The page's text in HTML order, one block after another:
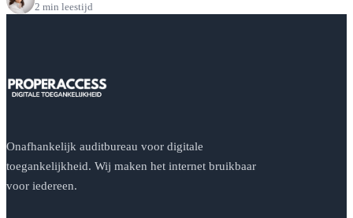
2 min leestijd
Onafhankelijk auditbureau voor digitale
toegankelijkheid. Wij maken het internet bruikbaar
voor iedereen.